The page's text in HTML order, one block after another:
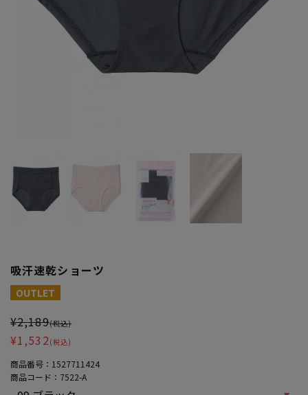
吸汗速乾ショーツ
大きいサイズ レディース 吸汗速乾ショーツ
OUTLET
¥2,189(税込)
¥1,532 (税込)
商品番号： 1527711424
商品コード： 7522-A